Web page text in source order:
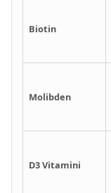
Biotin
Molibden
D3 Vitamini